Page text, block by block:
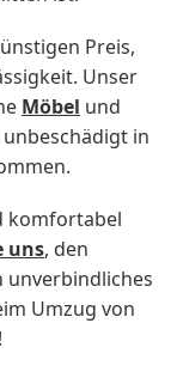
Preis,
Unser
Möbel und
in
komfortabel
uns, den
Umzug von